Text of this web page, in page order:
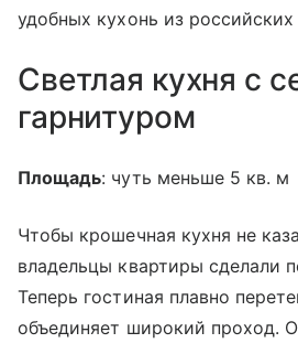
удобных кухонь из
Светлая кухня с
гарнитуром
Площадь: чуть меньше 5 кв. м
Чтобы крошечная кухня не
владельцы квартиры сделали
Теперь гостиная плавно
объединяет широкий проход.